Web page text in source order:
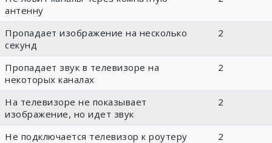
антенну
Пропадает изображение на несколько
секунд
2
Пропадает звук в телевизоре на
некоторых каналах
2
На телевизоре не показывает
изображение, но идет звук
2
Не подключается телевизор к роутеру
2